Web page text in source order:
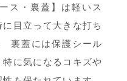
ス・裏蓋】は軽いス
目立って大きな打ち
裏蓋には保護シール
に気になるコキズや